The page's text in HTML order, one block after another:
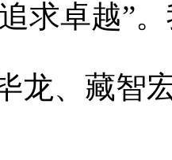
求卓越”
龙、藏智